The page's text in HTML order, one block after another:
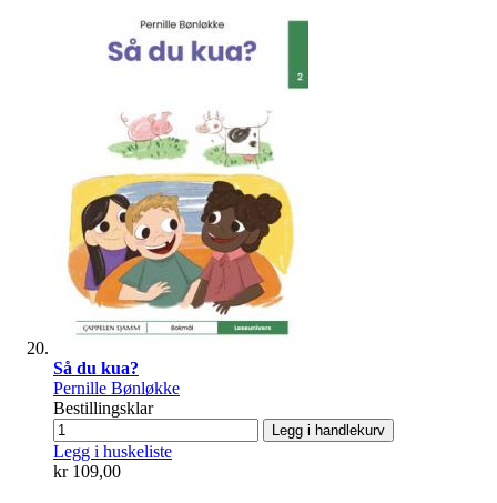
Så du kua?
Pernille Bønløkke
Bestillingsklar
Legg i handlekurv
Legg i huskeliste
kr 109,00